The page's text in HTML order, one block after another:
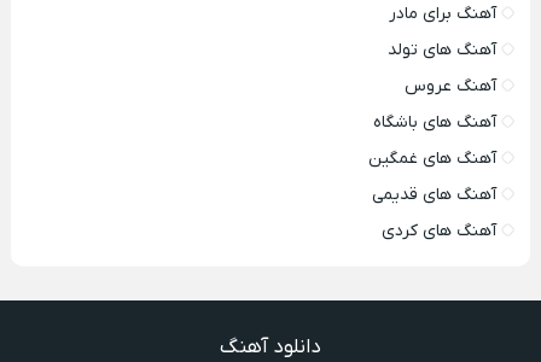
آهنگ برای مادر
آهنگ های تولد
آهنگ عروس
آهنگ های باشگاه
آهنگ های غمگین
آهنگ های قدیمی
آهنگ های کردی
دانلود آهنگ